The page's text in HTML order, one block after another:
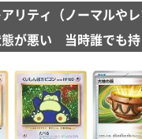
￥4,900
ライコウex M6
デンリュウ
￥4,500
ボスの指令 カラスバ
MC 760/742
ニューラ
046/055 SR
リティ（ノーマルやレ
が悪い
当時誰でも